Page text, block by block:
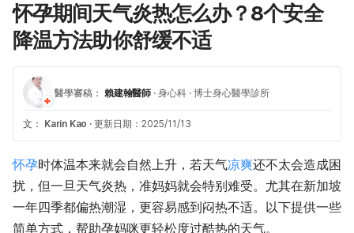
怀孕期间天气炎热怎么办？8个安全
降温方法助你舒缓不适
醫學審稿： 賴建翰醫師 · 身心科 · 博士身心醫學診所
文： Karin Kao · 更新日期：2025/11/13
怀孕时体温本来就会自然上升，若天气凉爽还不太会造成困
扰，但一旦天气炎热，准妈妈就会特别难受。尤其在新加坡
一年四季都偏热潮湿，更容易感到闷热不适。以下提供一些
简单方式，帮助孕妈咪更轻松度过酷热的天气。